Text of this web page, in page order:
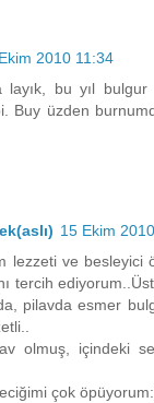
2010 11:34
layık, bu yıl
Buy üzden
15 Ekim
lezzeti ve besleyici
tercih
pilavda esmer
olmuş, içindeki
çok